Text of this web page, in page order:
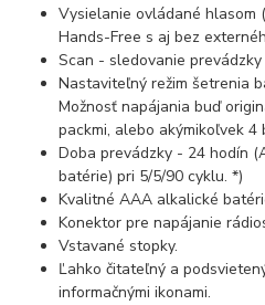
Vysielanie ovládané hlasom
Hands-Free s aj bez
Scan - sledovanie
Nastaviteľný režim šetrenia
Možnosť napájania buď
packmi, alebo akýmikoľvek
Doba prevádzky - 24 hodín
batérie) pri 5/5/90 cyklu. *)
Kvalitné AAA alkalické
Konektor pre napájanie
Vstavané stopky.
Ľahko čitateľný a
informačnými ikonami.